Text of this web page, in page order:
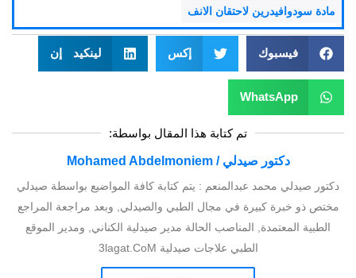
مادة سودوافيدرين لاحتقان الانف
فيسبوك إكس لينكيد إن
WhatsApp
تم كتابة هذا المقال بواسطة:
دكتور صيدلي / Mohamed Abdelmoniem
دكتور صيدلي محمد عبدالمنعم : يتم كتابة كافة المواضيع بواسطة صيدلي
مختص ذو خبرة كبيرة في مجال الطبي والصيدلي, وبعد مراجعة المراجع
الطبية المعتمدة, المناصب الحالة مدير صيدلية الكناني, ومدير الموقع
الطبي علاجات صيدلية 3lagat.CoM